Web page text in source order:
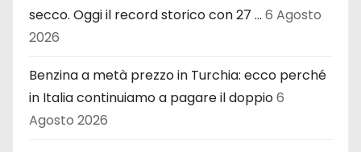
secco. Oggi il record storico con 27 … 6 Agosto
2026
Benzina a metà prezzo in Turchia: ecco perché
in Italia continuiamo a pagare il doppio6
Agosto 2026